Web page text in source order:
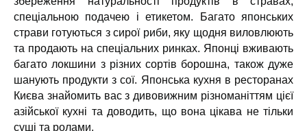
спеціальною подачею і етикетом. Багато японських
страви готуються з сирої риби, яку щодня виловлюють
та продають на спеціальних ринках. Японці вживають
багато локшини з різних сортів борошна, також дуже
шанують продукти з сої. Японська кухня в ресторанах
Києва знайомить вас з дивовижним різноманіттям цієї
азійської кухні та доводить, що вона цікава не тільки
суші та ролами.